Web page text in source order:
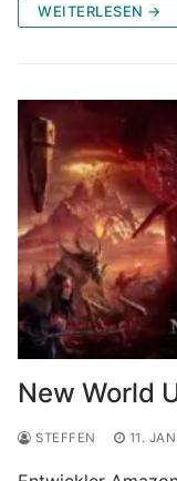
WEITERLESEN →
New World
STEFFEN 11.